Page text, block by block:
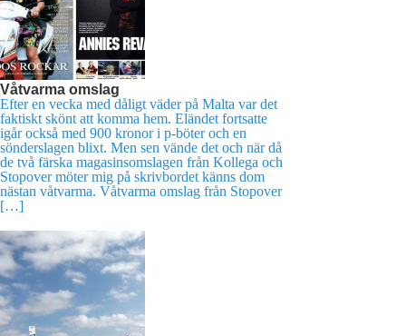
Våtvarma omslag
Efter en vecka med dåligt väder på Malta var det
faktiskt skönt att komma hem. Eländet fortsatte
igår också med 900 kronor i p-böter och en
sönderslagen blixt. Men sen vände det och när då
de två färska magasinsomslagen från Kollega och
Stopover möter mig på skrivbordet känns dom
nästan våtvarma. Våtvarma omslag från Stopover
[…]